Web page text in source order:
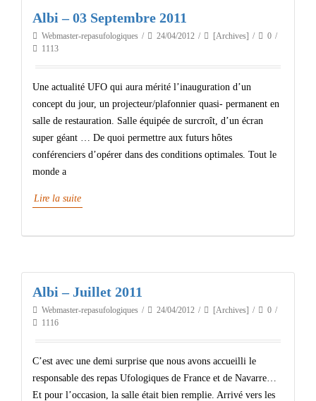
Albi – 03 Septembre 2011
Webmaster-repasufologiques 24/04/2012 [Archives]
0
1113
Une actualité UFO qui aura mérité l’inauguration d’un
concept du jour, un projecteur/plafonnier quasi- permanent en
salle de restauration. Salle équipée de surcroît, d’un écran
super géant … De quoi permettre aux futurs hôtes
conférenciers d’opérer dans des conditions optimales. Tout le
monde a
Lire la suite
Albi – Juillet 2011
Webmaster-repasufologiques 24/04/2012 [Archives]
0
1116
C’est avec une demi surprise que nous avons accueilli le
responsable des repas Ufologiques de France et de Navarre…
Et pour l’occasion, la salle était bien remplie. Arrivé vers les